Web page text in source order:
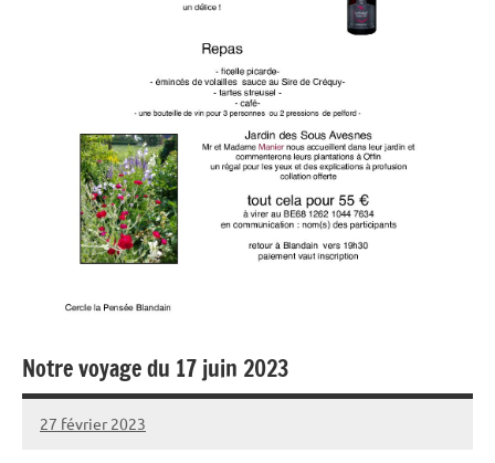
Notre voyage du 17 juin 2023
27 février 2023
admin